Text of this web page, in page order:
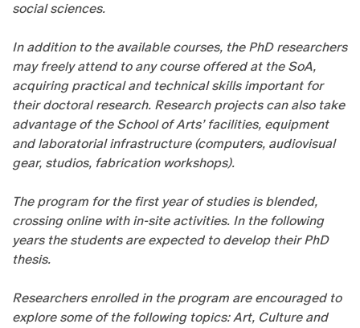
social sciences.
In addition to the available courses, the PhD researchers
may freely attend to any course offered at the SoA,
acquiring practical and technical skills important for
their doctoral research. Research projects can also take
advantage of the School of Arts’ facilities, equipment
and laboratorial infrastructure (computers, audiovisual
gear, studios, fabrication workshops).
The program for the first year of studies is blended,
crossing online with in-site activities. In the following
years the students are expected to develop their PhD
thesis.
Researchers enrolled in the program are encouraged to
explore some of the following topics: Art, Culture and